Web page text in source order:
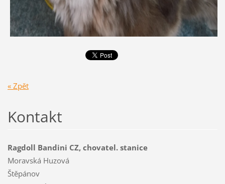
« Zpět
Kontakt
Ragdoll Bandini CZ, chovatel. stanice
Moravská Huzová
Štěpánov